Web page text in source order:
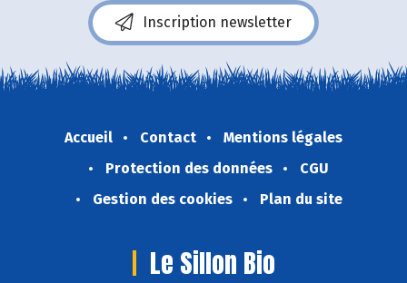
Inscription newsletter
Accueil Contact
Mentions légales
Protection des données
CGU
Gestion des cookies
Plan du site
Le Sillon Bio